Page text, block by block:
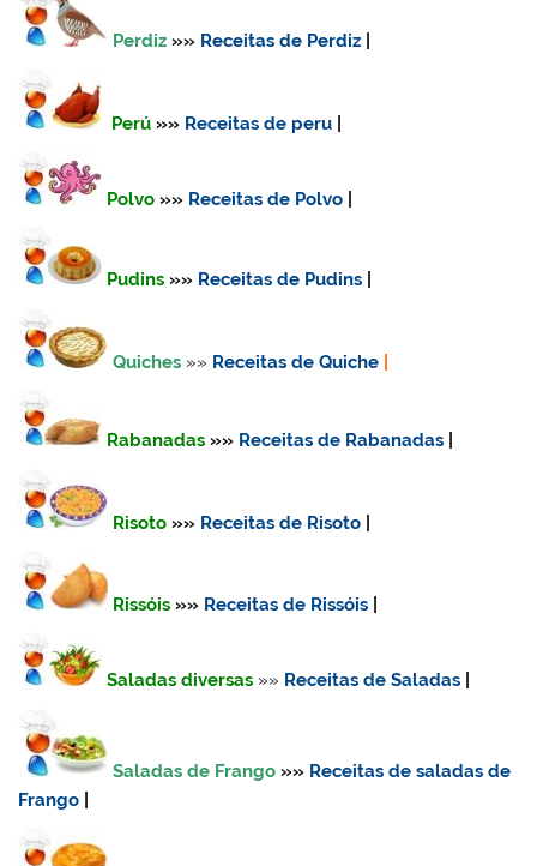
Perdiz »» Receitas de Perdiz
Perú »» Receitas de peru
Polvo »» Receitas de Polvo
Pudins »» Receitas de Pudins
Quiches »» Receitas de Quiche
Rabanadas »» Receitas de Rabanadas
Risoto »» Receitas de Risoto
Rissóis »» Receitas de Rissóis
Saladas diversas »» Receitas de Saladas
Saladas de Frango »» Receitas de saladas de
Frango